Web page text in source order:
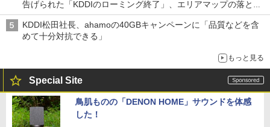
告げられた「KDDIのローミング終了」、エリアマップの落とし
穴と楽天モバイルの課題
KDDI松田社長、ahamoの40GBキャンペーンに「品質などを含
めて十分対抗できる」
もっと見る
Special Site
鳥肌ものの「DENON HOME」サウンドを体感
した！